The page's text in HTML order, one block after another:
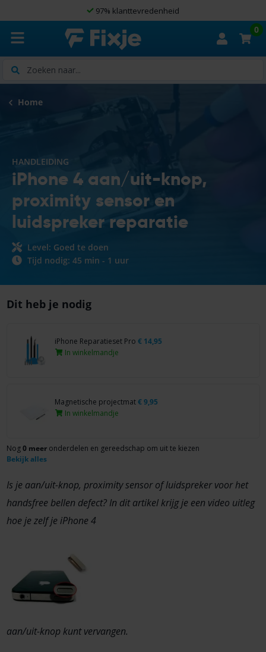
97% klanttevredenheid
Zoeken
0
Home
HANDLEIDING
iPhone 4 aan/uit-knop,
proximity sensor en
luidspreker reparatie
Level: Goed te doen
Tijd nodig: 45 min - 1 uur
Dit heb je nodig
iPhone Reparatieset Pro €14,95
In winkelmandje
Magnetische projectmat€9,95
In winkelmandje
Nog0 meeronderdelen en gereedschap om uit te kiezen
Bekijk alles
Is je aan/uit-knop, proximity sensor of luidspreker voor het
handsfree bellen defect? In dit artikel krijg je een video uitleg
hoe je zelf je iPhone 4
aan/uit-knop kunt vervangen.